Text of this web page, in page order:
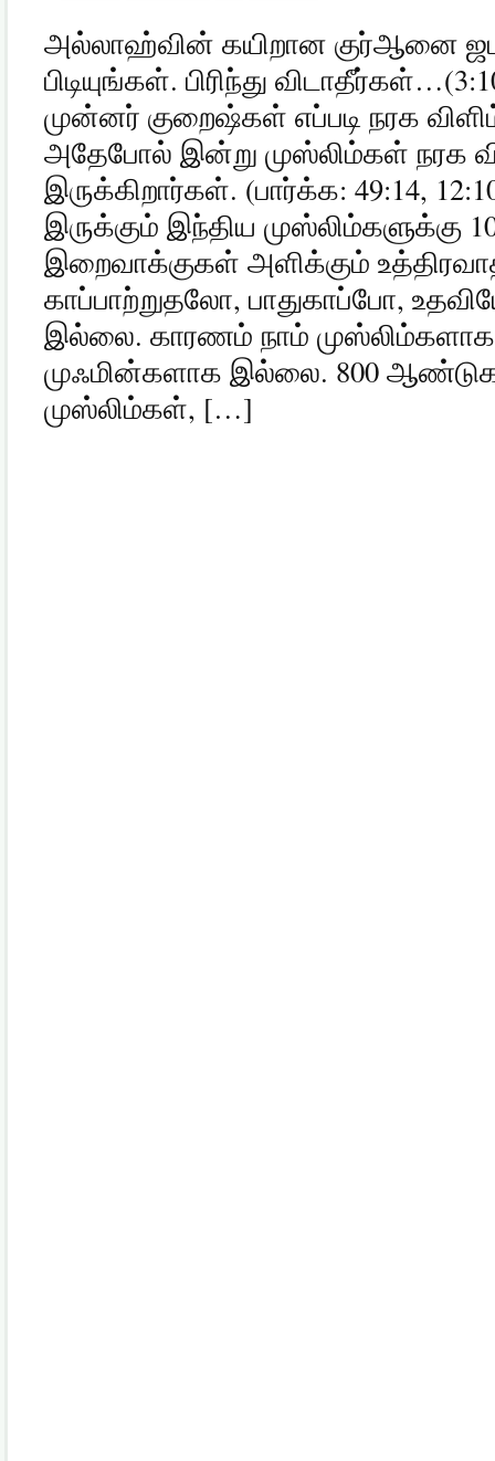
அல்லாஹ்வின் கயிறான குர்ஆனை
பிடியுங்கள். பிரிந்து
முன்னர் குறைஷ்கள் எப்படி நரக
அதேபோல் இன்று முஸ்லிம்கள் நரக
இருக்கிறார்கள். (பார்க்க: 49:14,
இருக்கும் இந்திய முஸ்லிம்களுக்கு
இறைவாக்குகள் அளிக்கும்
காப்பாற்றுதலோ, பாதுகாப்போ,
இல்லை. காரணம் நாம்
முஃமின்களாக இல்லை. 800
முஸ்லிம்கள், […]